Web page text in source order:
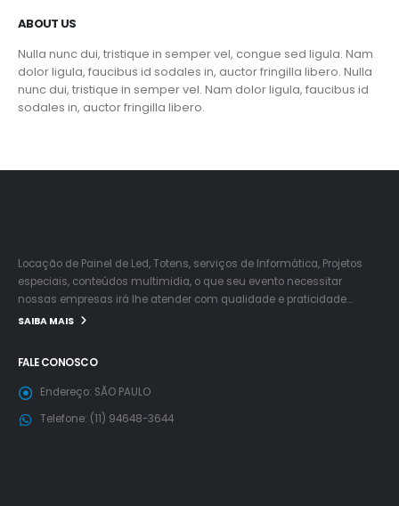
ABOUT US
Nulla nunc dui, tristique in semper vel, congue sed ligula. Nam
dolor ligula, faucibus id sodales in, auctor fringilla libero. Nulla
nunc dui, tristique in semper vel. Nam dolor ligula, faucibus id
sodales in, auctor fringilla libero.
Locação de Painel de Led, Totens, serviços de Informática, Projetos
especiais, conteúdos multimidia, o que seu evento necessitar
nossas empresas irá lhe atender com qualidade e praticidade….
SAIBA MAIS
FALE CONOSCO
Endereço: SÃO PAULO
Telefone: (11) 94648-3644